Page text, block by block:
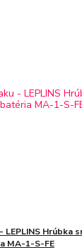
Hrúbka
MA-1-S-FE